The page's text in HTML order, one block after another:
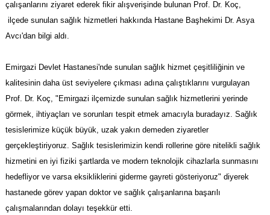
çalışanlarını ziyaret ederek fikir alışverişinde bulunan Prof. Dr. Koç,
ilçede sunulan sağlık hizmetleri hakkında Hastane Başhekimi Dr. Asya
Avcı'dan bilgi aldı.
Emirgazi Devlet Hastanesi'nde sunulan sağlık hizmet çeşitliliğinin ve
kalitesinin daha üst seviyelere çıkması adına çalıştıklarını vurgulayan
Prof. Dr. Koç, "Emirgazi ilçemizde sunulan sağlık hizmetlerini yerinde
görmek, ihtiyaçları ve sorunları tespit etmek amacıyla buradayız. Sağlık
tesislerimize küçük büyük, uzak yakın demeden ziyaretler
gerçekleştiriyoruz. Sağlık tesislerimizin kendi rollerine göre nitelikli sağlık
hizmetini en iyi fiziki şartlarda ve modern teknolojik cihazlarla sunmasını
hedefliyor ve varsa eksikliklerini giderme gayreti gösteriyoruz" diyerek
hastanede görev yapan doktor ve sağlık çalışanlarına başarılı
çalışmalarından dolayı teşekkür etti.